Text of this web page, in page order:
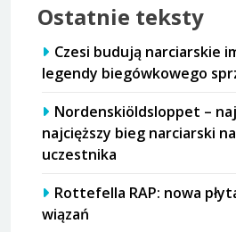
Ostatnie teksty
Czesi budują narciarskie
legendy biegówkowego
Nordenskiöldsloppet –
najcięższy bieg narciarski
uczestnika
Rottefella RAP: nowa
wiązań